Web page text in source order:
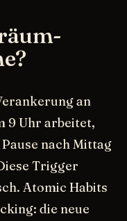
an
9 Uhr arbeitet,
nach Mittag
Trigger
Atomic Habits
die neue